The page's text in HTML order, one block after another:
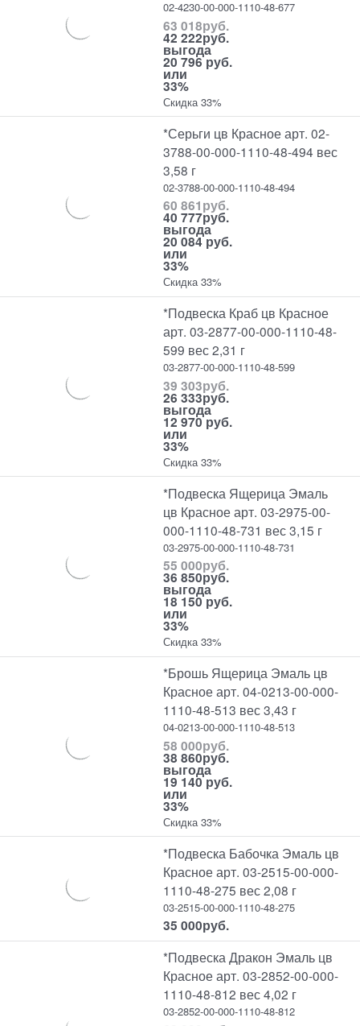
02-4230-00-000-1110-48-677
63 018руб.
42 222руб.
выгода
20 796 руб.
или
33%
Скидка 33%
*Серьги цв Красное арт. 02-
3788-00-000-1110-48-494 вес
3,58 г
02-3788-00-000-1110-48-494
60 861руб.
40 777руб.
выгода
20 084 руб.
или
33%
Скидка 33%
*Подвеска Краб цв Красное
арт. 03-2877-00-000-1110-48-
599 вес 2,31 г
03-2877-00-000-1110-48-599
39 303руб.
26 333руб.
выгода
12 970 руб.
или
33%
Скидка 33%
*Подвеска Ящерица Эмаль
цв Красное арт. 03-2975-00-
000-1110-48-731 вес 3,15 г
03-2975-00-000-1110-48-731
55 000руб.
36 850руб.
выгода
18 150 руб.
или
33%
Скидка 33%
*Брошь Ящерица Эмаль цв
Красное арт. 04-0213-00-000-
1110-48-513 вес 3,43 г
04-0213-00-000-1110-48-513
58 000руб.
38 860руб.
выгода
19 140 руб.
или
33%
Скидка 33%
*Подвеска Бабочка Эмаль цв
Красное арт. 03-2515-00-000-
1110-48-275 вес 2,08 г
03-2515-00-000-1110-48-275
35 000руб.
*Подвеска Дракон Эмаль цв
Красное арт. 03-2852-00-000-
1110-48-812 вес 4,02 г
03-2852-00-000-1110-48-812